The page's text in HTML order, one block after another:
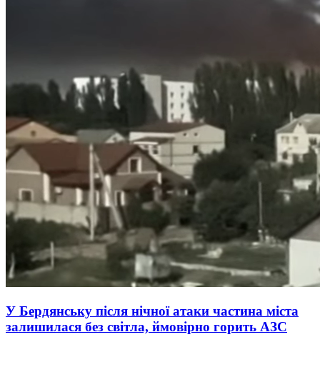
У Бердянську після нічної атаки частина міста
залишилася без світла, ймовірно горить АЗС